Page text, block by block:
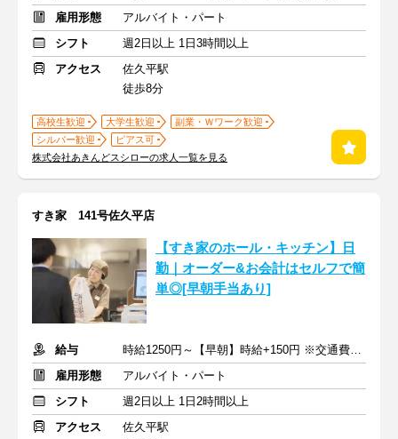
雇用形態
アルバイト・パート
シフト
週2日以上 1日3時間以上
アクセス
佐久平駅
徒歩8分
高校生歓迎 大学生歓迎
副業・Ｗワーク歓迎
シルバー歓迎
ピアス可
株式会社あきんどスシローの求人一覧を見る
すき家 141号佐久平店
【すき家のホール・キッチン】日
勤｜オーダー&お会計はセルフで簡
単◎[早朝手当あり]
給与
時給1250円～【早朝】時給+150円 ※交通費支給
雇用形態
アルバイト・パート
シフト
週2日以上 1日2時間以上
アクセス
佐久平駅